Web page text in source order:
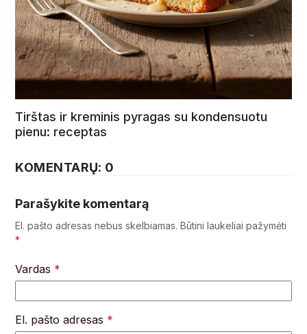
Tirštas ir kreminis pyragas su kondensuotu
pienu: receptas
KOMENTARŲ: 0
Parašykite komentarą
El. pašto adresas nebus skelbiamas. Būtini laukeliai pažymėti
*
Vardas *
El. pašto adresas *